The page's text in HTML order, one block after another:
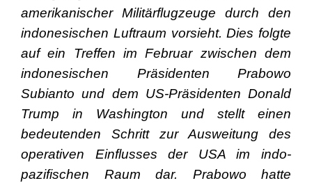
amerikanischer Militärflugzeuge durch den
indonesischen Luftraum vorsieht. Dies folgte
auf ein Treffen im Februar zwischen dem
indonesischen Präsidenten Prabowo
Subianto und dem US-Präsidenten Donald
Trump in Washington und stellt einen
bedeutenden Schritt zur Ausweitung des
operativen Einflusses der USA im indo-
pazifischen Raum dar. Prabowo hatte